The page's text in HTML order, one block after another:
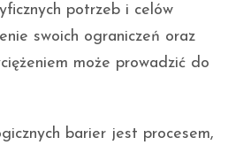
potrzeb i celów
swoich ograniczeń oraz
może prowadzić do
barier jest procesem,